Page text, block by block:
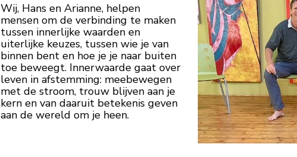
Wij, Hans en Arianne, helpen
mensen om de verbinding te maken
tussen innerlijke waarden en
uiterlijke keuzes, tussen wie je van
binnen bent en hoe je je naar buiten
toe beweegt. Innerwaarde gaat over
leven in afstemming: meebewegen
met de stroom, trouw blijven aan je
kern en van daaruit betekenis geven
aan de wereld om je heen.